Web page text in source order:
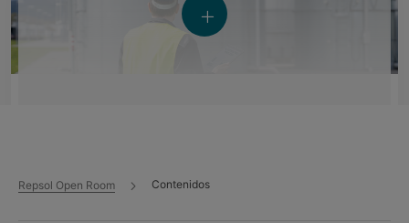
Repsol Open Room Contenidos